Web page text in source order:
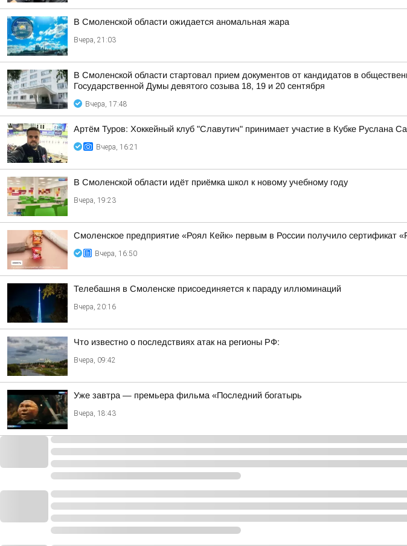
В Смоленской области ожидается аномальная жара
Вчера, 21:03
В Смоленской области стартовал прием документов от кандидатов в
Государственной Думы девятого созыва 18, 19 и 20 сентября
Вчера, 17:48
Артём Туров: Хоккейный клуб "Славутич" принимает участие в Кубке Руслана
Вчера, 16:21
В Смоленской области идёт приёмка школ к новому учебному году
Вчера, 19:23
Смоленское предприятие «Роял Кейк» первым в России получило сертификат
Вчера, 16:50
Телебашня в Смоленске присоединяется к параду иллюминаций
Вчера, 20:16
Что известно о последствиях атак на регионы РФ:
Вчера, 09:42
Уже завтра — премьера фильма «Последний богатырь
Вчера, 18:43